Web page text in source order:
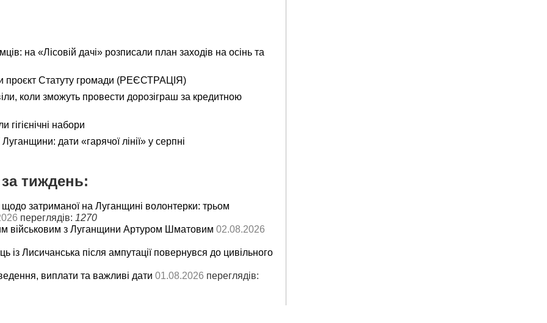
на «Лісовій дачі» розписали план заходів на осінь та
проєкт Статуту громади (РЕЄСТРАЦІЯ)
коли зможуть провести дорозіграш за кредитною
набори
дати «гарячої лінії» у серпні
тиждень:
затриманої на Луганщині волонтерки: трьом
переглядів: 1270
військовим з Луганщини Артуром Шматовим 02.08.2026
із Лисичанська після ампутації повернувся до цивільного
виплати та важливі дати 01.08.2026 переглядів: